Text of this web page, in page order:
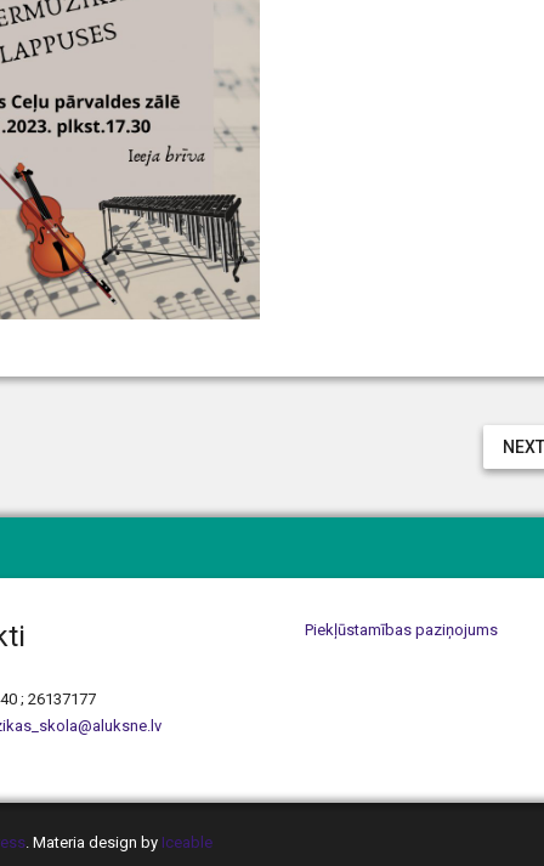
; 26137177
Piekļūstamības paziņojums
. Materia design by Iceable